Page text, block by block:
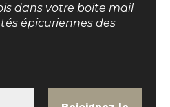
dans votre boite mail
épicuriennes des